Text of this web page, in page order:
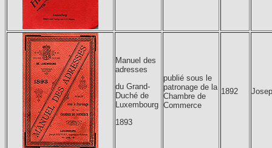
Manuel des
adresses
du Grand-
Duché de
Luxembourg
1893
publié sous le
patronage de la
Chambre de
Commerce
1892